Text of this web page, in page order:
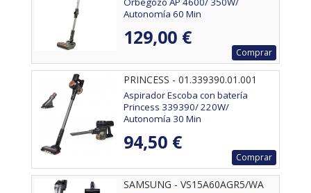
Autonomía 60 Min
129,00 €
Comprar
PRINCESS - 01.339390.01.001
Aspirador Escoba con batería
Princess 339390/ 220W/
Autonomía 30 Min
94,50 €
Comprar
SAMSUNG - VS15A60AGR5/WA